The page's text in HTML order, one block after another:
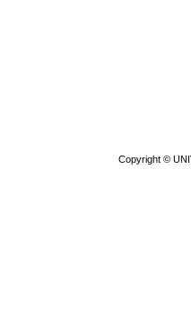
Copyright ©